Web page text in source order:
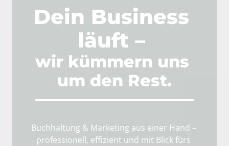
Dein
läuft –
wir kümmern
um den Rest.
Buchhaltung & Marketing aus einer Hand
professionell, effizient und mit Blick